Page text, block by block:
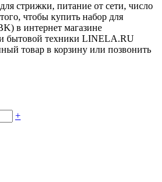
стрижки, питание от сети, число
чтобы купить набор для
в интернет магазине
бытовой техники LINELA.RU
товар в корзину или позвонить
+